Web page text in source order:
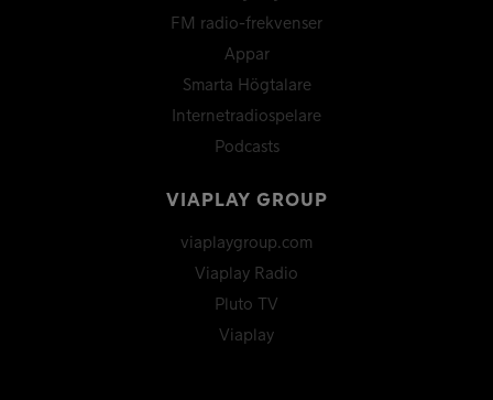
FM radio-frekvenser
Appar
Smarta Högtalare
Internetradiospelare
Podcasts
VIAPLAY GROUP
viaplaygroup.com
Viaplay Radio
Pluto TV
Viaplay